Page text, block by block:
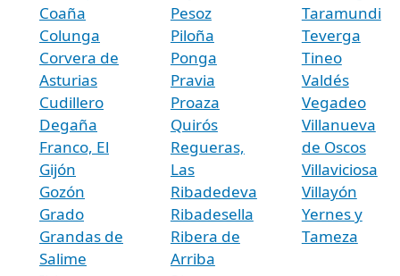
Coaña
Colunga
Corvera de
Asturias
Cudillero
Degaña
Franco, El
Gijón
Gozón
Grado
Grandas de
Salime
Pesoz
Piloña
Ponga
Pravia
Proaza
Quirós
Regueras,
Las
Ribadedeva
Ribadesella
Ribera de
Arriba
Taramundi
Teverga
Tineo
Valdés
Vegadeo
Villanueva
de Oscos
Villaviciosa
Villayón
Yernes y
Tameza